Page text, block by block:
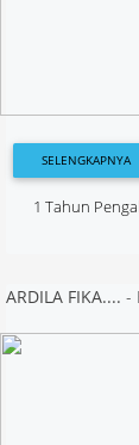
SELENGKAPNYA
1 Tahun
ARDILA FIKA.... -